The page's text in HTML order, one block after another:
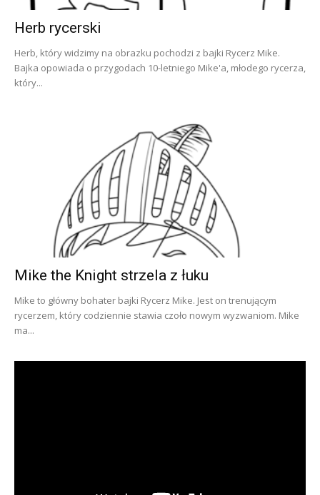
Herb rycerski
Herb, który widzimy na obrazku pochodzi z bajki Rycerz Mike.
Bajka opowiada o przygodach 10-letniego Mike'a, młodego rycerza,
który...
Mike the Knight strzela z łuku
Mike to główny bohater bajki Rycerz Mike. Jest on trenującym
rycerzem, który codziennie stawia czoło nowym wyzwaniom. Mike
ma...